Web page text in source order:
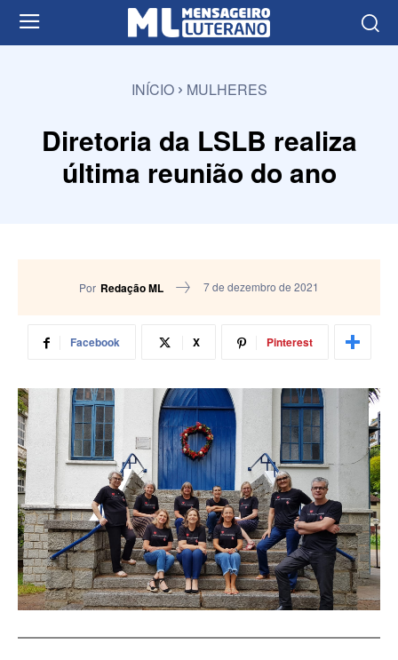
INÍCIO MULHERES
Diretoria da LSLB realiza
última reunião do ano
Por Redação ML 7 de dezembro de 2021
Facebook X Pinterest